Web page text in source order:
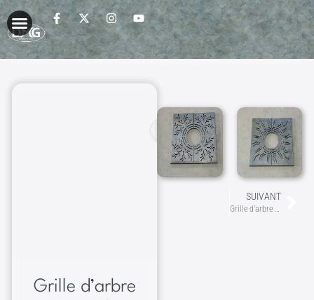
Grille d’arbre
SUIVANT
Grille d’arbre carrée